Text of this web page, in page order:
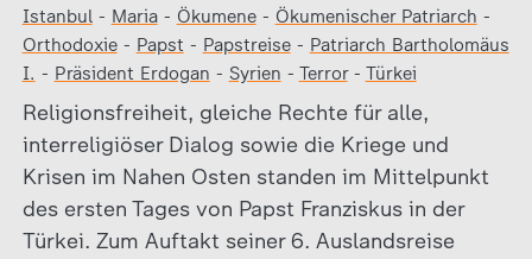
Istanbul- Maria- Ökumene- Ökumenischer Patriarch -
Orthodoxie- Papst - Papstreise- Patriarch Bartholomäus
I. - Präsident Erdogan - Syrien - Terror- Türkei
Religionsfreiheit, gleiche Rechte für alle,
interreligiöser Dialog sowie die Kriege und
Krisen im Nahen Osten standen im Mittelpunkt
des ersten Tages von Papst Franziskus in der
Türkei. Zum Auftakt seiner 6. Auslandsreise